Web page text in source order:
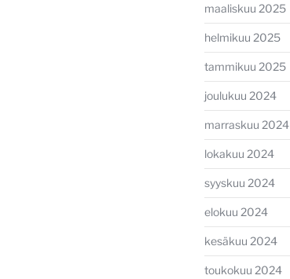
maaliskuu 2025
helmikuu 2025
tammikuu 2025
joulukuu 2024
marraskuu 2024
lokakuu 2024
syyskuu 2024
elokuu 2024
kesäkuu 2024
toukokuu 2024